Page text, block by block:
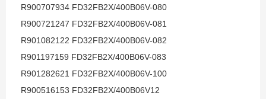
R900707934 FD32FB2X/400B06V-080
R900721247 FD32FB2X/400B06V-081
R901082122 FD32FB2X/400B06V-082
R901197159 FD32FB2X/400B06V-083
R901282621 FD32FB2X/400B06V-100
R900516153 FD32FB2X/400B06V12